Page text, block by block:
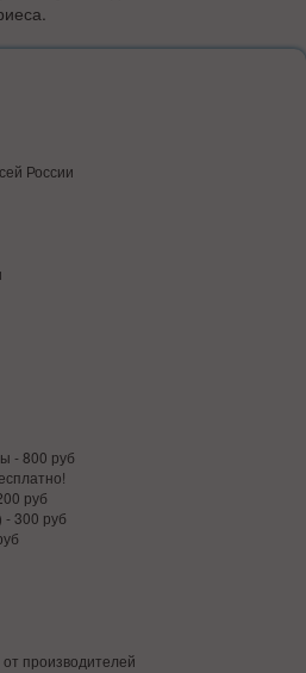
России
- 800 руб
руб
- 300 руб
производителей